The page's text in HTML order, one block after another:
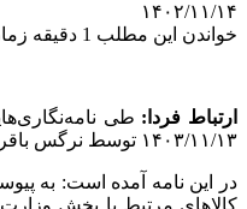
۱۴۰۲/۱۱/۱۴
خواندن این مطلب 1 دقیقه زمان میبرد
ارتباط فردا:
۱۴۰۳/۱۱/۱۳ توسط نرگس باقری زمردی – مدیرکل دفتر مقررات صادرات و واردات معاونت برنامه ریزی و مقررات سازمان توسعه تجارت ایران ابلاغ شد.